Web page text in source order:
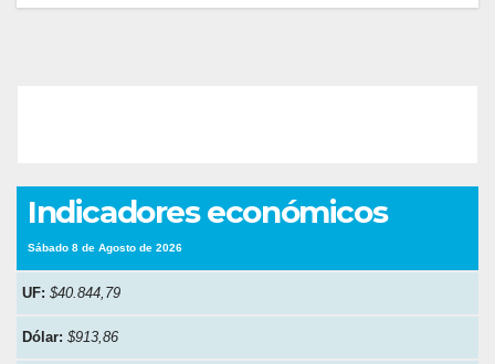
Indicadores económicos
Sábado 8 de Agosto de 2026
UF: $40.844,79
Dólar: $913,86